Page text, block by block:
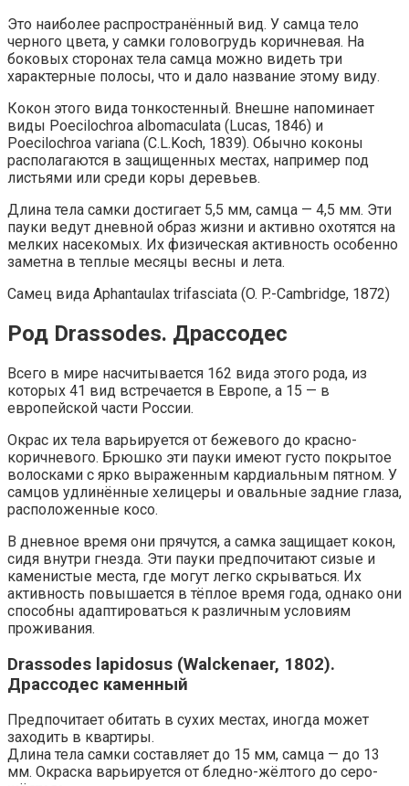
Это наиболее распространённый вид. У самца тело
черного цвета, у самки головогрудь коричневая. На
боковых сторонах тела самца можно видеть три
характерные полосы, что и дало название этому виду.
Кокон этого вида тонкостенный. Внешне напоминает
виды Poecilochroa albomaculata (Lucas, 1846) и
Poecilochroa variana (C.L.Koch, 1839). Обычно коконы
располагаются в защищенных местах, например под
листьями или среди коры деревьев.
Длина тела самки достигает 5,5 мм, самца — 4,5 мм. Эти
пауки ведут дневной образ жизни и активно охотятся на
мелких насекомых. Их физическая активность особенно
заметна в теплые месяцы весны и лета.
Самец вида Aphantaulax trifasciata (O. P.-Cambridge, 1872)
Род Drassodes. Драссодес
Всего в мире насчитывается 162 вида этого рода, из
которых 41 вид встречается в Европе, а 15 — в
европейской части России.
Окрас их тела варьируется от бежевого до красно-
коричневого. Брюшко эти пауки имеют густо покрытое
волосками с ярко выраженным кардиальным пятном. У
самцов удлинённые хелицеры и овальные задние глаза,
расположенные косо.
В дневное время они прячутся, а самка защищает кокон,
сидя внутри гнезда. Эти пауки предпочитают сизые и
каменистые места, где могут легко скрываться. Их
активность повышается в тёплое время года, однако они
способны адаптироваться к различным условиям
проживания.
Drassodes lapidosus (Walckenaer, 1802).
Драссодес каменный
Предпочитает обитать в сухих местах, иногда может
заходить в квартиры.
Длина тела самки составляет до 15 мм, самца — до 13
мм. Окраска варьируется от бледно-жёлтого до серо-